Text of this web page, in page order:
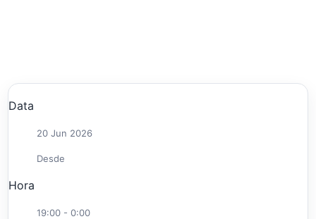
Data
20 Jun 2026
Desde
Hora
19:00 - 0:00